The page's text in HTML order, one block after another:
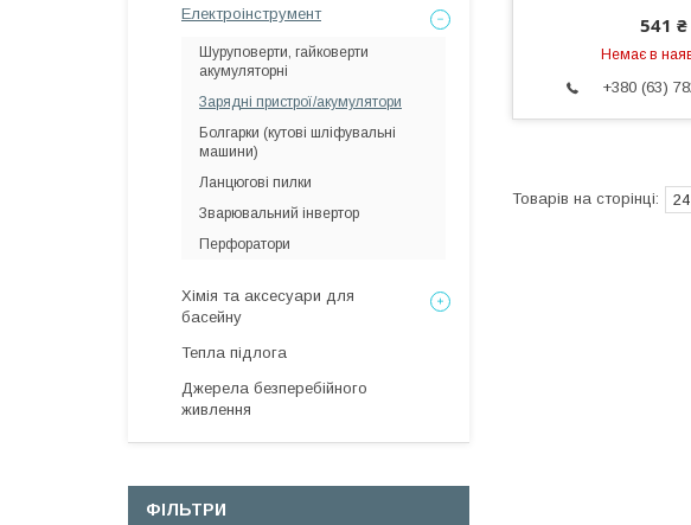
541 ₴
Немає в
+380 (63)
Електроінструмент
Шуруповерти, гайковерти
акумуляторні
Зарядні пристрої/акумулятори
Болгарки (кутові шліфувальні
машини)
Ланцюгові пилки
Зварювальний інвертор
Перфоратори
Хімія та аксесуари для
басейну
Тепла підлога
Джерела безперебійного
живлення
ФІЛЬТРИ